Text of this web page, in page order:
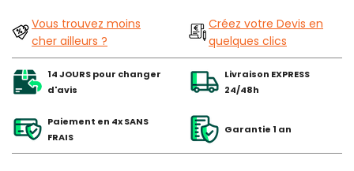
Vous trouvez moins
cher ailleurs ?
Créez votre Devis en
quelques clics
14 JOURS pour changer
d'avis
Livraison EXPRESS
24/48h
Paiement en 4x SANS
FRAIS
Garantie 1 an